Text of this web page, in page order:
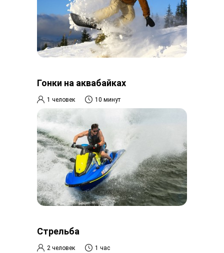
Гонки на аквабайках
1 человек 10 минут
Стрельба
2 человек 1 час